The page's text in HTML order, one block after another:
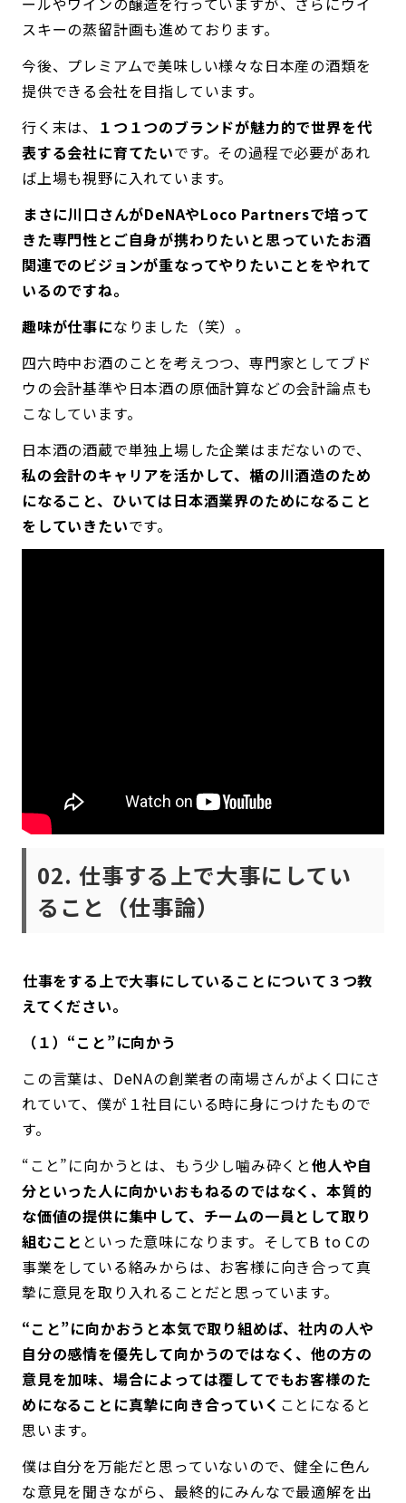
スキーの蒸留計画も進めております。
今後、プレミアムで美味しい様々な日本産の酒類を
提供できる会社を目指しています。
行く末は、 １つ１つのブランドが魅力的で世界を代
表する会社に育てたいです。その過程で必要があれ
ば上場も視野に入れています。
――まさに川口さんがDeNAやLoco Partnersで培って
きた専門性とご自身が携わりたいと思っていたお酒
関連でのビジョンが重なってやりたいことをやれて
いるのですね。
趣味が仕事になりました（笑）。
四六時中お酒のことを考えつつ、専門家としてブド
ウの会計基準や日本酒の原価計算などの会計論点も
こなしています。
日本酒の酒蔵で単独上場した企業はまだないので、
私の会計のキャリアを活かして、楯の川酒造のため
になること、ひいては日本酒業界のためになること
をしていきたいです。
02. 仕事する上で大事にしてい
ること（仕事論）
――仕事をする上で大事にしていることについて３つ教
えてください。
（１）“こと”に向かう
この言葉は、DeNAの創業者の南場さんがよく口にさ
れていて、僕が１社目にいる時に身につけたもので
す。
“こと”に向かうとは、もう少し噛み砕くと他人や自
分といった人に向かいおもねるのではなく、本質的
な価値の提供に集中して、チームの一員として取り
組むこと といった意味になります。そしてB to Cの
事業をしている絡みからは、お客様に向き合って真
摯に意見を取り入れることだと思っています。
“こと”に向かおうと本気で取り組めば、社内の人や
自分の感情を優先して向かうのではなく、他の方の
意見を加味、場合によっては覆してでもお客様のた
めになることに真摯に向き合っていく ことになると
思います。
僕は自分を万能だと思っていないので、健全に色ん
な意見を聞きながら、最終的にみんなで最適解を出